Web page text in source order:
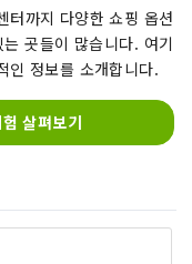
터까지 다양한 쇼핑 옵션
곳들이 많습니다. 여기
인 정보를 소개합니다.
살펴보기